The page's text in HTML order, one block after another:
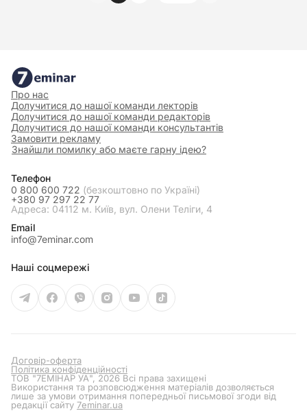
Про нас
Долучитися до нашої команди лекторів
Долучитися до нашої команди редакторів
Долучитися до нашої команди консультантів
Замовити рекламу
Знайшли помилку або маєте гарну ідею?
Телефон
0 800 600 722 (безкоштовно по Україні)
+380 97 297 22 77
Адреса: 04112 м. Київ, вул. Олени Теліги, 4
Email
info@7eminar.com
Наші соцмережі
Договір-оферта
Політика конфіденційності
ТОВ "7ЕМІНАР УА", 2026 Всі права захищені
Використання та розповсюдження матеріалів дозволяється
лише за умови отримання попередньої письмової згоди від
редакції сайту 7eminar.ua